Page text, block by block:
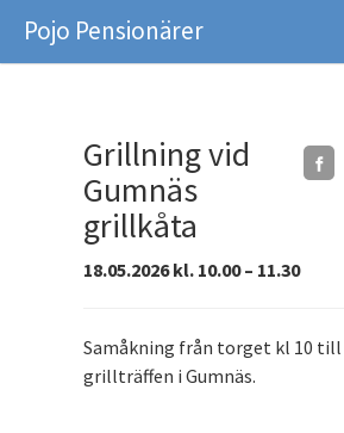
Pojo Pensionärer
Grillning vid
Gumnäs
grillkåta
18.05.2026 kl. 10.00 – 11.30
Samåkning från torget kl 10
grillträffen i Gumnäs.